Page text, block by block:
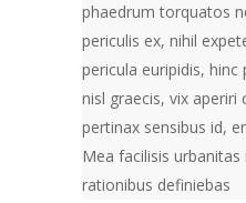
phaedrum torquatos
periculis ex, nihil
pericula euripidis, hinc
nisl graecis, vix aperiri
pertinax sensibus id,
Mea facilisis
rationibus definiebas